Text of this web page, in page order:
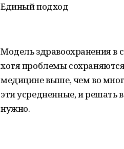
Единый подход
Модель здравоохранения в
хотя проблемы
медицине выше, чем во
эти усредненные, и решать
нужно.